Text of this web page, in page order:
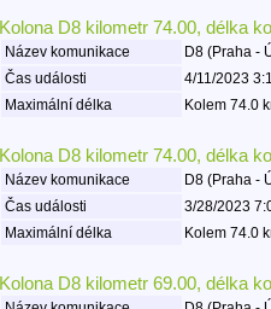
Kolona D8 kilometr 74.00, délka
Název komunikace
D8 (Praha -
Čas události
4/11/2023
Maximální délka
Kolem 74.0
Kolona D8 kilometr 74.00, délka
Název komunikace
D8 (Praha -
Čas události
3/28/2023
Maximální délka
Kolem 74.0
Kolona D8 kilometr 69.00, délka